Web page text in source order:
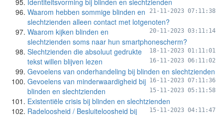
Identiteitsvorming bij blinden en slechtzienden
21-11-2023 07:11:38
Waarom hebben sommige blinden en
slechtzienden alleen contact met lotgenoten?
20-11-2023 03:11:14
Waarom kijken blinden en
slechtzienden soms naar hun smartphonescherm?
18-11-2023 01:11:01
Slechtzienden die absoluut gedrukte
tekst willen blijven lezen
16-11-2023 06:11:02
Gevoelens van onderhandeling bij blinden en slechtzienden
16-11-2023 07:11:36
Gevoelens van minderwaardigheid bij
blinden en slechtzienden
15-11-2023 05:11:58
Existentiële crisis bij blinden en slechtzienden
15-11-2023 04:11:47
Radeloosheid / Besluiteloosheid bij